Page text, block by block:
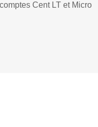
Cent LT et Micro